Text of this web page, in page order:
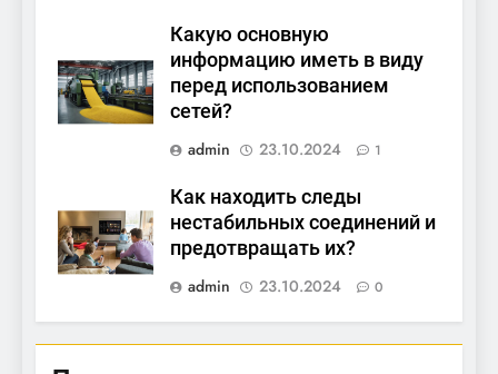
Какую основную
информацию иметь в виду
перед использованием
сетей?
admin
23.10.2024 1
Как находить следы
нестабильных соединений и
предотвращать их?
admin
23.10.2024 0